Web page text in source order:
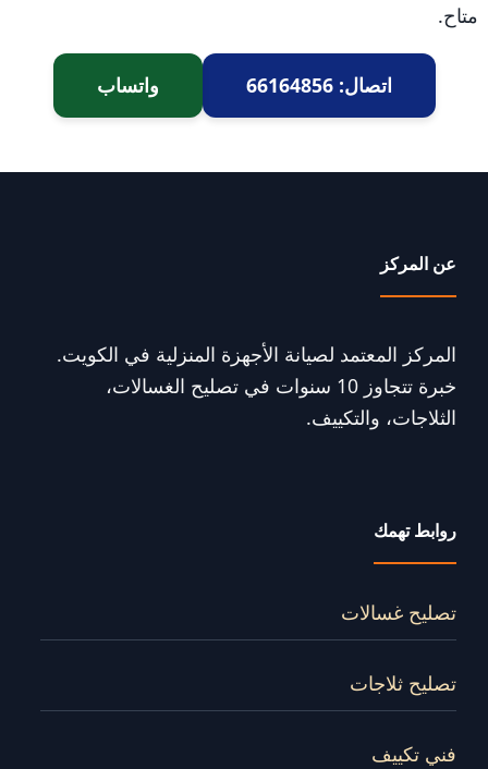
متاح.
اتصال: 66164856 واتساب
عن المركز
المركز المعتمد لصيانة الأجهزة المنزلية في الكويت.
خبرة تتجاوز 10 سنوات في تصليح الغسالات،
الثلاجات، والتكييف.
روابط تهمك
تصليح غسالات
تصليح ثلاجات
فني تكييف